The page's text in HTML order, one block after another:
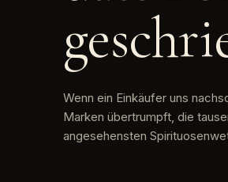
Wenn ein Einkäufer uns
Marken übertrumpft, die
angesehensten